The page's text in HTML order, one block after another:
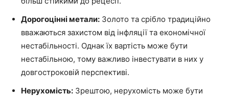
Дорогоцінні метали: Золото та срібло традиційно
вважаються захистом від інфляції та економічної
нестабільності. Однак їх вартість може бути
нестабільною, тому важливо інвестувати в них у
довгостроковій перспективі.
Нерухомість: Зрештою, нерухомість може бути